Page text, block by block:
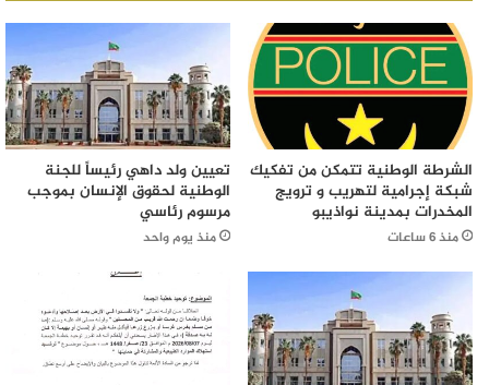
الشرطة الوطنية تتمكن من تفكيك
شبكة إجرامية لتهريب و ترويج
المخدرات بمدينة نواذيبو
منذ 6 ساعات
تعيين ولد داهي رئيساً للجنة
الوطنية لحقوق الإنسان بموجب
مرسوم رئاسي
منذ يوم واحد